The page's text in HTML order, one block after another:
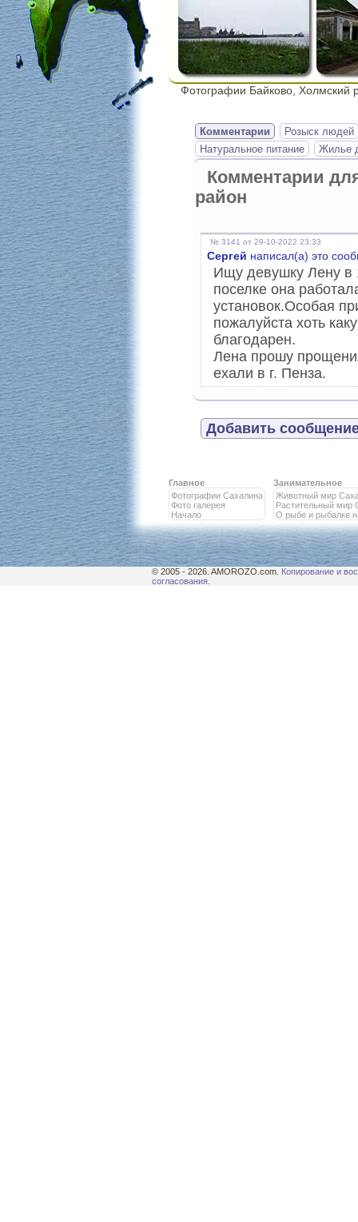
Фотографии Байково, Холмский
Комментарии
Розыск людей
Натуральное питание
Жилье
Комментарии
район
№ 3141 от 29-10-2022 23:33
Сергей написал(а) это
Ищу девушку Лену в
поселке она
установок.Особая
пожалуйста хоть
благодарен.
Лена прошу
ехали в г. Пенза.
Добавить
Главное
Фотографии Сахалина
Фото галерея
Начало
Занимательное
Животный мир
Растительный мир
О рыбе и рыбалке
© 2005 - 2026. AMOROZO.com. Копирование и
согласования.